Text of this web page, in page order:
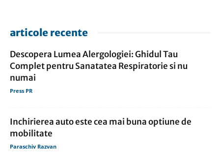
articole recente
Descopera Lumea Alergologiei: Ghidul Tau
Complet pentru Sanatatea Respiratorie si nu
numai
Press PR
Inchirierea auto este cea mai buna optiune de
mobilitate
Paraschiv Razvan